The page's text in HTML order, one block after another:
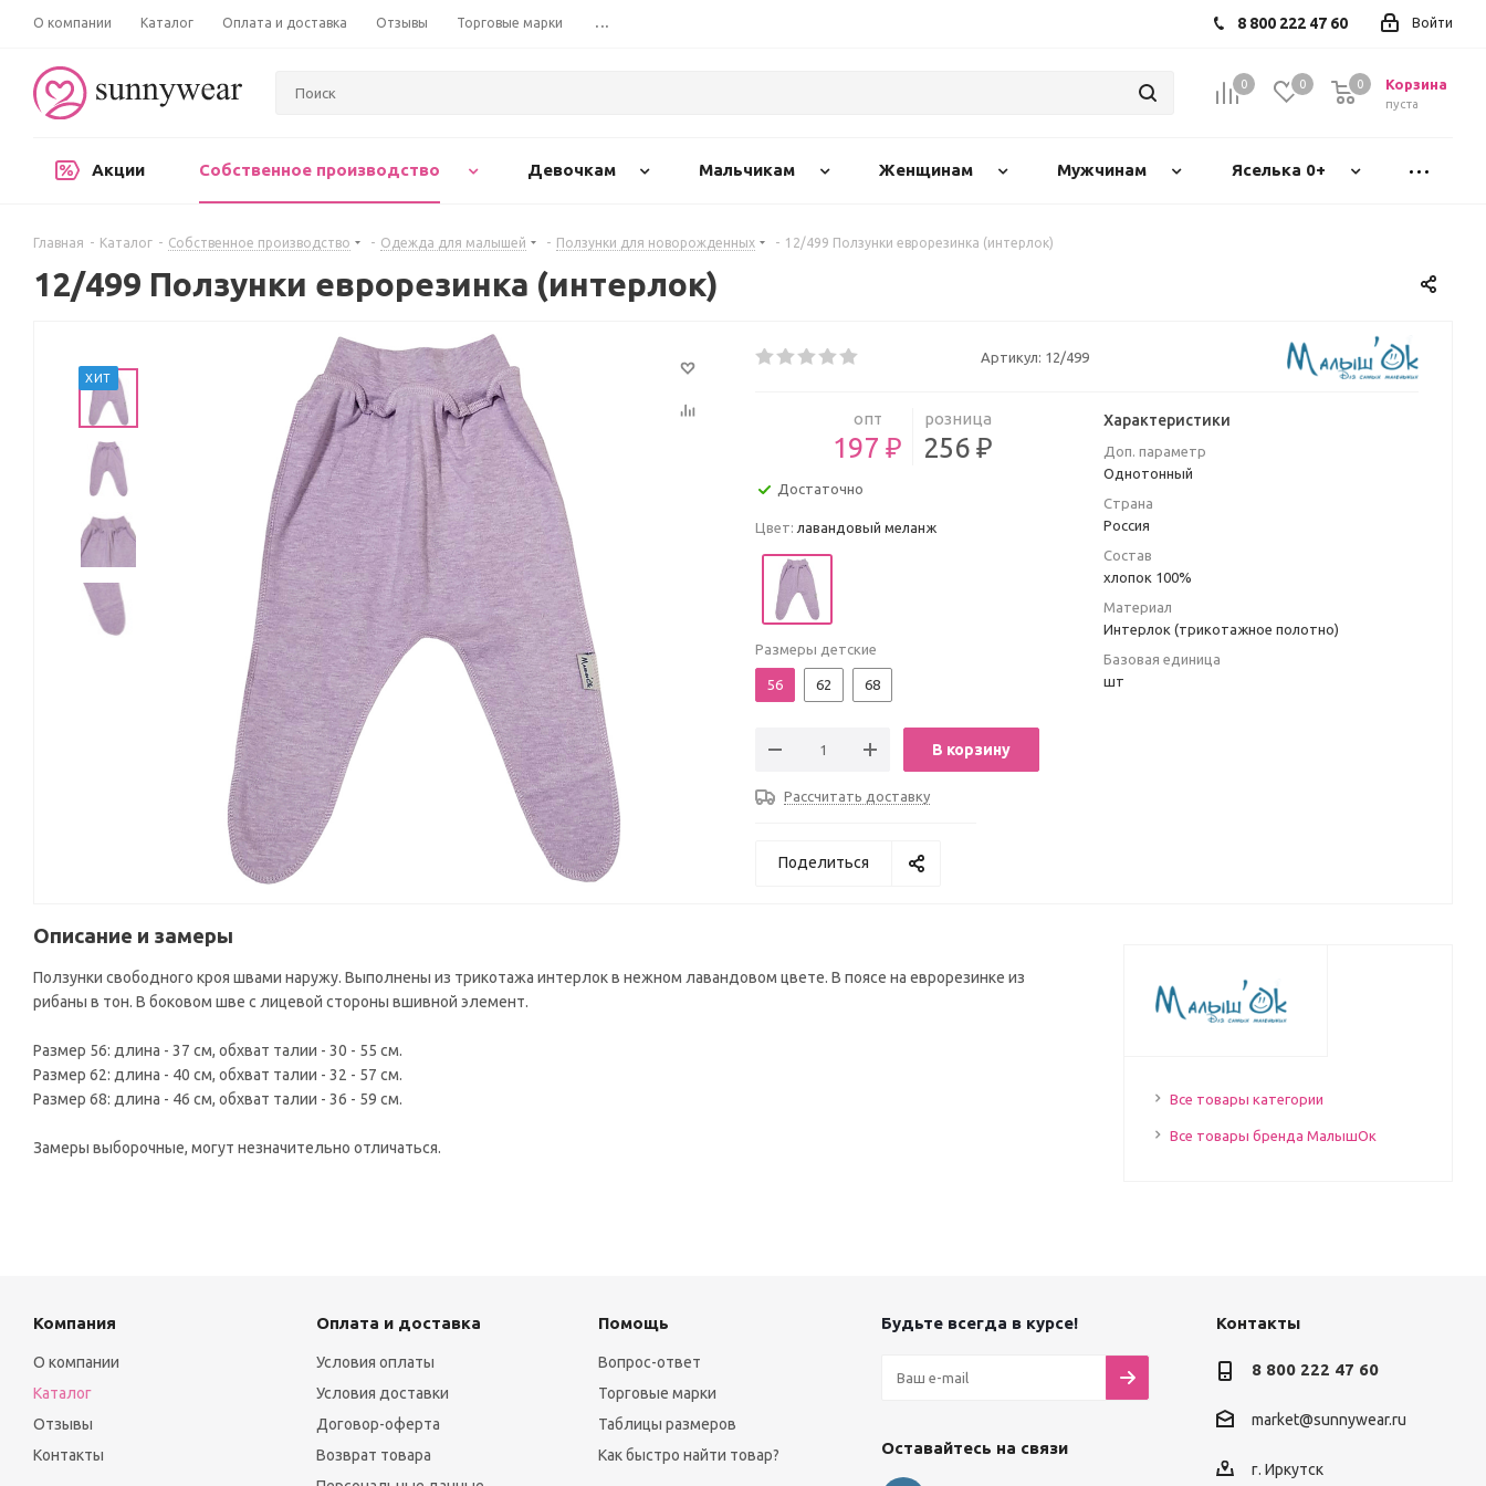
О компании Каталог Оплата и доставка Отзывы Торговые марки ... Войти
8 800 222 47 60
0 0 Корзина
пуста
0
Акции Собственное производство Девочкам Мальчикам Женщинам Мужчинам Яселька 0+
Главная - Каталог - Собственное производство - Одежда для малышей - Ползунки для новорожденных - 12/499 Ползунки еврорезинка (интерлок)
12/499 Ползунки еврорезинка (интерлок)
ХИТ
Артикул: 12/499
опт
197 ₽
розница
256 ₽
Достаточно
Цвет: лавандовый меланж
Размеры детские
56 62 68
В корзину
Рассчитать доставку
Характеристики
Доп. параметр
Однотонный
Страна
Россия
Состав
хлопок 100%
Материал
Интерлок (трикотажное полотно)
Базовая единица
шт
Поделиться
Описание и замеры
Ползунки свободного кроя швами наружу. Выполнены из трикотажа интерлок в нежном лавандовом цвете. В поясе на еврорезинке из
рибаны в тон. В боковом шве с лицевой стороны вшивной элемент.
Размер 56: длина - 37 см, обхват талии - 30 - 55 см.
Размер 62: длина - 40 см, обхват талии - 32 - 57 см.
Размер 68: длина - 46 см, обхват талии - 36 - 59 см.
Замеры выборочные, могут незначительно отличаться.
Все товары категории
Все товары бренда МалышОк
Компания
О компании
Каталог
Отзывы
Контакты
Оплата и доставка
Условия оплаты
Условия доставки
Договор-оферта
Возврат товара
Помощь
Вопрос-ответ
Торговые марки
Таблицы размеров
Как быстро найти товар?
Будьте всегда в курсе!
Оставайтесь на связи
Контакты
8 800 222 47 60
market@sunnywear.ru
г. Иркутск